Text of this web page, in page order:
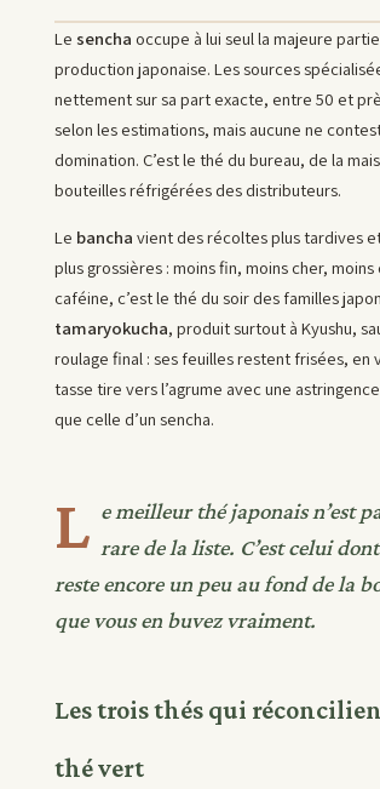
Le sencha occupe à lui seul la majeure
production japonaise. Les sources
nettement sur sa part exacte, entre 50 et
selon les estimations, mais aucune ne
domination. C’est le thé du bureau, de la
bouteilles réfrigérées des distributeurs.
Le bancha vient des récoltes plus tardives
plus grossières : moins fin, moins cher, moins
caféine, c’est le thé du soir des familles
tamaryokucha, produit surtout à Kyushu,
roulage final : ses feuilles restent frisées, en
tasse tire vers l’agrume avec une
que celle d’un sencha.
L e meilleur thé japonais n’est
rare de la liste. C’est celui
reste encore un peu au fond de la
que vous en buvez vraiment.
Les trois thés qui
thé vert